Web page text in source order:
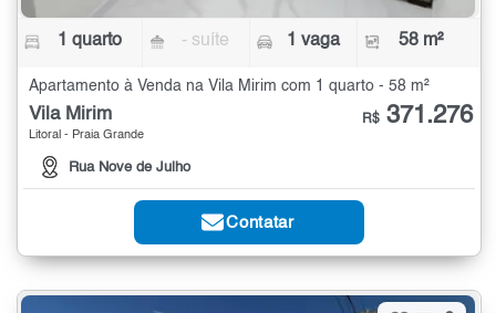
1 quarto - suíte 1 vaga 58 m²
Apartamento à Venda na Vila Mirim com 1 quarto - 58 m²
Vila Mirim
Litoral - Praia Grande
Rua Nove de Julho
R$ 371.276
Contatar